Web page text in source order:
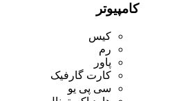
کامپیوتر
کیس
رم
پاور
کارت گارفیک
سی پی یو